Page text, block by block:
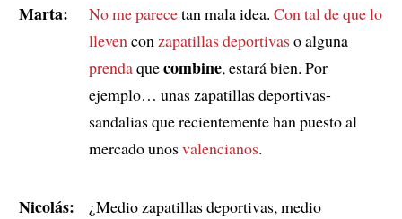
Marta: No me parecetan mala idea. Con tal de quelo
lleven con zapatillas deportivaso alguna
prendaquecombine, estará bien. Por
ejemplo… unas zapatillas deportivas-
sandalias que recientemente han puesto al
mercado unosvalencianos.
Nicolás:
¿Medio zapatillas deportivas, medio